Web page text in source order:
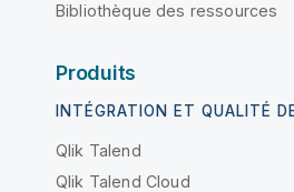
Bibliothèque des ressources
Produits
INTÉGRATION ET QUALITÉ
Qlik Talend
Qlik Talend Cloud